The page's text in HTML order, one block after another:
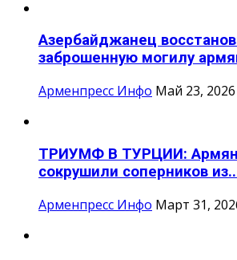
Азербайджанец
заброшенную могилу
Арменпресс Инфо Май 23, 2026
ТРИУМФ В ТУРЦИИ:
сокрушили соперников
Арменпресс Инфо Март 31,